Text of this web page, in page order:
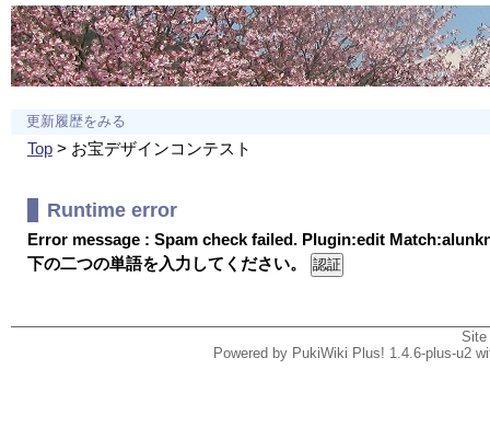
更新履歴をみる
Top> お宝デザインコンテスト
Runtime error
Error message : Spam check failed. Plugin:edit
下の二つの単語を入力してください。
Powered by PukiWiki Plus! 1.4.6-plus-u2